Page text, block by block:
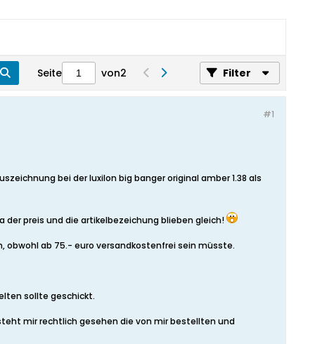
Seite von2 Filter
#1
bei der luxilon big banger original amber 1.38 als
preis und die artikelbezeichung blieben gleich!
ab 75.- euro versandkostenfrei sein müsste.
sollte geschickt.
mir rechtlich gesehen die von mir bestellten und